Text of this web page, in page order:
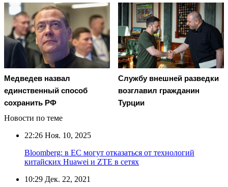
Медведев назвал
единственный способ
сохранить РФ
Службу внешней разведки
возглавил гражданин
Турции
Новости по теме
22:26 Ноя. 10, 2025
Bloomberg: в ЕС могут отказаться от технологий
китайских Huawei и ZTE в сетях
10:29 Дек. 22, 2021